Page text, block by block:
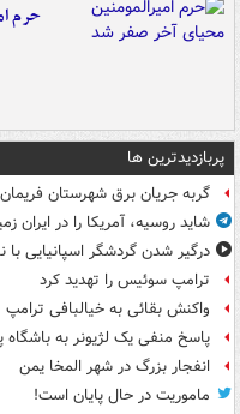
حرم
پربازدیدترین ها
گربه جریان برق شهرستان
شاید روسیه، آمریکا را در ایران
درگیر شدن گردشگر اسپانیایی
ترامپ سوئیس را تهدید کرد
واکنش بقائی به خیالبافی ترامپ
پاسخ منفی یک لژیونر به
انفجار بزرگ در شهر المخا یمن
ماموریت در حال پایان است!